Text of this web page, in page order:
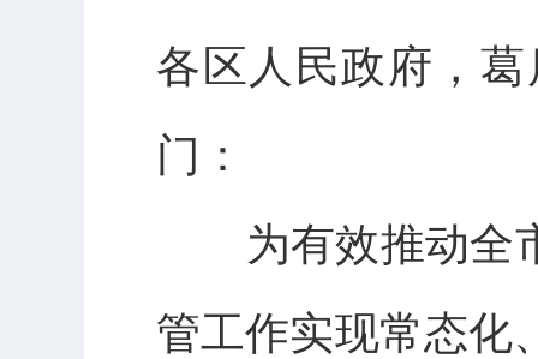
各区 人民政府 ，
门 ：
为有效推动全
管工作实现常态化